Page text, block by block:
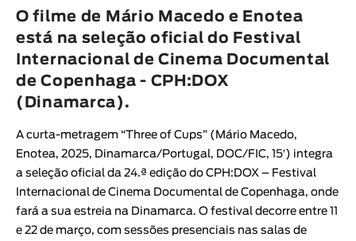
Animar
DURAÇÃO
< / >
GÉNERO
Ficção
Animação
Experimental
Documentário
O filme de Mário Macedo e Enotea
está na seleção oficial do Festival
Internacional de Cinema Documental
de Copenhaga - CPH:DOX
(Dinamarca).
A curta-metragem “Three of Cups” ( Mário Macedo,
Enotea, 2025, Dinamarca/Portugal, DOC/FIC, 15′) integra
a seleção oficial da 24.ª edição do CPH:DOX – Festival
Internacional de Cinema Documental de Copenhaga, onde
fará a sua estreia na Dinamarca. O festival decorre entre 11
e 22 de março, com sessões presenciais nas salas de